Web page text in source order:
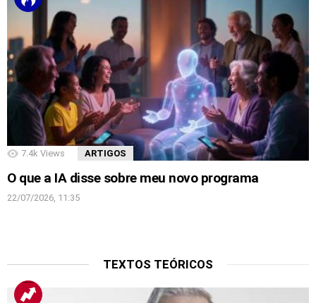
7.4k Views ARTIGOS
O que a IA disse sobre meu novo programa
22/07/2026, 11:35
TEXTOS TEÓRICOS